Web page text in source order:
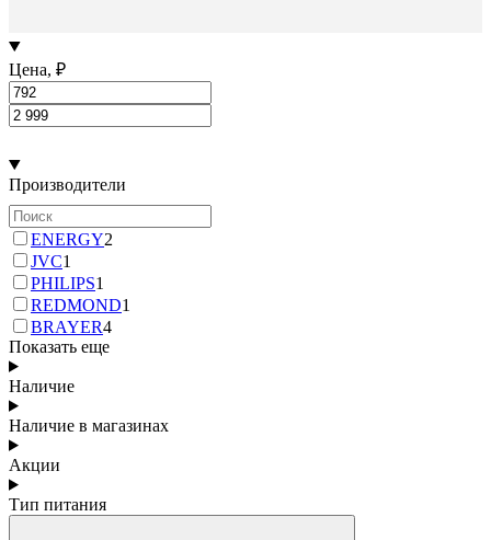
Цена, ₽
Производители
ENERGY2
JVC1
PHILIPS1
REDMOND1
BRAYER4
Показать еще
Наличие
Наличие в магазинах
Акции
Тип питания